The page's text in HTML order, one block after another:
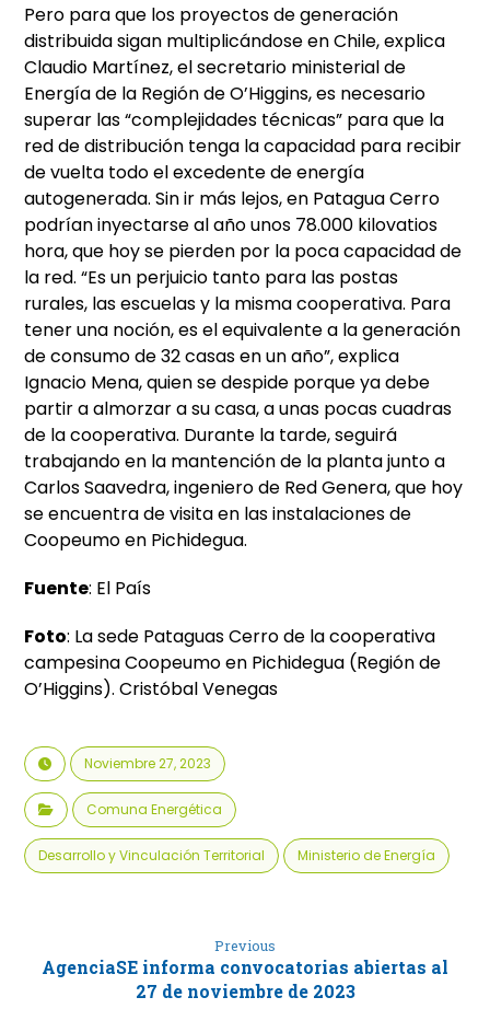
Pero para que los proyectos de generación
distribuida sigan multiplicándose en Chile, explica
Claudio Martínez, el secretario ministerial de
Energía de la Región de O’Higgins, es necesario
superar las “complejidades técnicas” para que la
red de distribución tenga la capacidad para recibir
de vuelta todo el excedente de energía
autogenerada. Sin ir más lejos, en Patagua Cerro
podrían inyectarse al año unos 78.000 kilovatios
hora, que hoy se pierden por la poca capacidad de
la red. “Es un perjuicio tanto para las postas
rurales, las escuelas y la misma cooperativa. Para
tener una noción, es el equivalente a la generación
de consumo de 32 casas en un año”, explica
Ignacio Mena, quien se despide porque ya debe
partir a almorzar a su casa, a unas pocas cuadras
de la cooperativa. Durante la tarde, seguirá
trabajando en la mantención de la planta junto a
Carlos Saavedra, ingeniero de Red Genera, que hoy
se encuentra de visita en las instalaciones de
Coopeumo en Pichidegua.
Fuente: El País
Foto: La sede Pataguas Cerro de la cooperativa
campesina Coopeumo en Pichidegua (Región de
O’Higgins).Cristóbal Venegas
Noviembre 27, 2023
Comuna Energética
Desarrollo y Vinculación Territorial Ministerio de Energía
Previous
AgenciaSE informa convocatorias abiertas al
27 de noviembre de 2023